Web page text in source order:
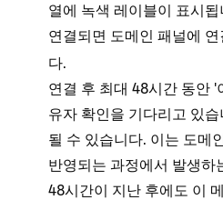
열에 녹색 레이블이 표시
연결되면 도메인 패널에 연
다.
연결 후 최대 48시간 동안
유자 확인을 기다리고 있
될 수 있습니다. 이는 도메
반영되는 과정에서 발생하
48시간이 지난 후에도 이